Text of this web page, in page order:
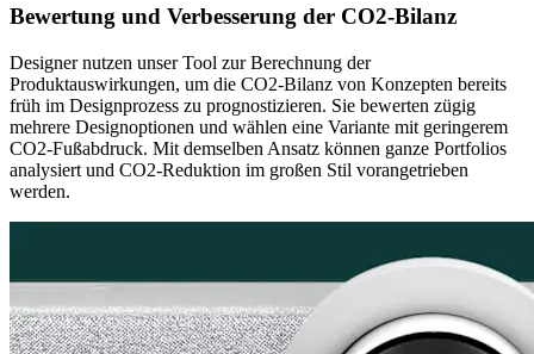
Bewertung und Verbesserung der CO2-Bilanz
Designer nutzen unser Tool zur Berechnung der
Produktauswirkungen, um die CO2-Bilanz von Konzepten bereits
früh im Designprozess zu prognostizieren. Sie bewerten zügig
mehrere Designoptionen und wählen eine Variante mit geringerem
CO2-Fußabdruck. Mit demselben Ansatz können ganze Portfolios
analysiert und CO2-Reduktion im großen Stil vorangetrieben
werden.